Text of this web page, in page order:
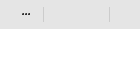
•••